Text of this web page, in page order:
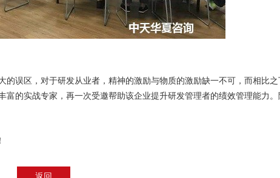
误区，对于研发从业者，精神的激励与物质的激励缺一不可，而相比
的实战专家，再一次受邀帮助该企业提升研发管理者的绩效管理能力